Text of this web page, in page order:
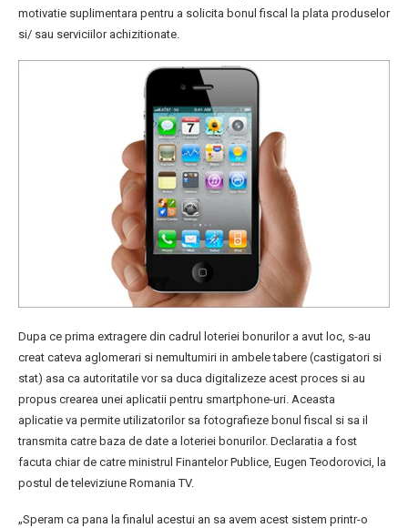
motivatie suplimentara pentru a solicita bonul fiscal la plata produselor
si/ sau serviciilor achizitionate.
Dupa ce prima extragere din cadrul loteriei bonurilor a avut loc, s-au
creat cateva aglomerari si nemultumiri in ambele tabere (castigatori si
stat) asa ca autoritatile vor sa duca digitalizeze acest proces si au
propus crearea unei aplicatii pentru smartphone-uri. Aceasta
aplicatie va permite utilizatorilor sa fotografieze bonul fiscal si sa il
transmita catre baza de date a loteriei bonurilor. Declaratia a fost
facuta chiar de catre ministrul Finantelor Publice, Eugen Teodorovici, la
postul de televiziune Romania TV.
„Speram ca pana la finalul acestui an sa avem acest sistem printr-o